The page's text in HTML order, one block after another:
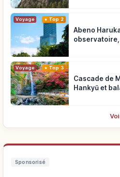
Voyage Top 2
Abeno
Voyage Top 3
Cascade de
Hankyū et
Sponsorisé